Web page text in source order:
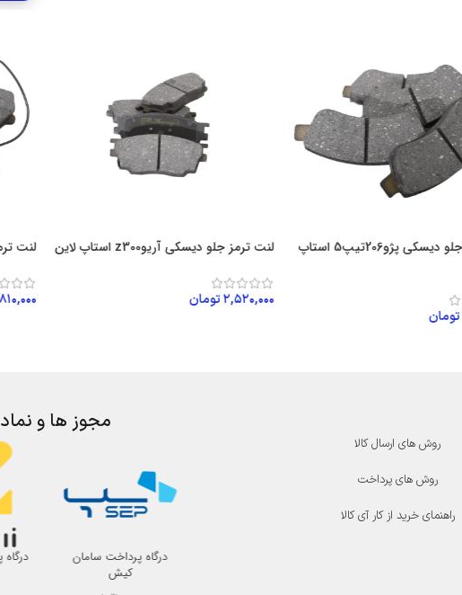
لنت ترمز جلو دیسکی پژو206تیپ5 استاپ
تومان
لنت ترمز جلو دیسکی آریوz300 استاپ لاین
۲,۵۲۰,۰۰۰تومان
لنت
روش های ارسال کالا
روش های پرداخت
راهنمای خرید از کار آی کالا
مجوز ها و
درگاه پرداخت سامان
کیش